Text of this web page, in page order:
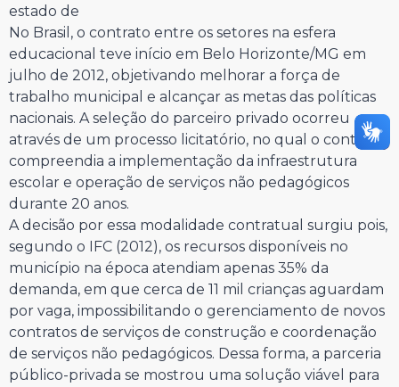
estado de
No Brasil, o contrato entre os setores na esfera
educacional teve início em Belo Horizonte/MG em
julho de 2012, objetivando melhorar a força de
trabalho municipal e alcançar as metas das políticas
nacionais. A seleção do parceiro privado ocorreu
através de um processo licitatório, no qual o contrato
compreendia a implementação da infraestrutura
escolar e operação de serviços não pedagógicos
durante 20 anos.
A decisão por essa modalidade contratual surgiu pois,
segundo o IFC (2012), os recursos disponíveis no
município na época atendiam apenas 35% da
demanda, em que cerca de 11 mil crianças aguardam
por vaga, impossibilitando o gerenciamento de novos
contratos de serviços de construção e coordenação
de serviços não pedagógicos. Dessa forma, a parceria
público-privada se mostrou uma solução viável para